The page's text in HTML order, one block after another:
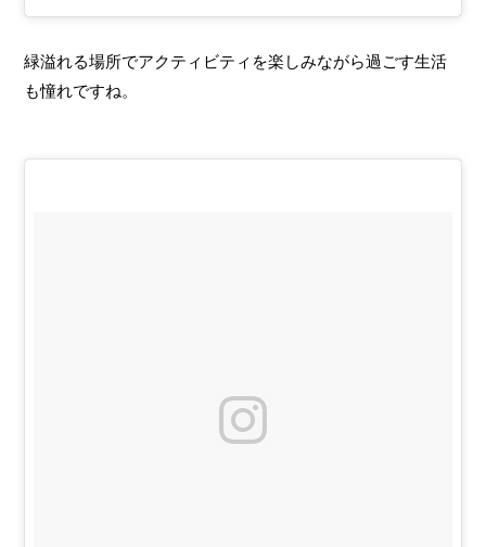
緑溢れる場所でアクティビティを楽しみながら過ごす生活
も憧れですね。